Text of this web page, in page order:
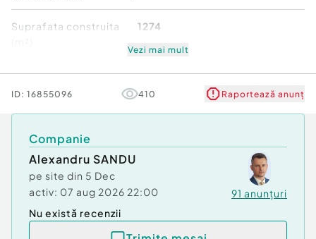
Compartimentare teren:
magazie/dependințe
grădină de legume
viță de vie
562 mp livadă de pruni
Utilități și dotări:
Suprafata construita
1274
Număr niveluri imobil 1
Vezi mai mult
ID: 16855096 410 Raportează anunț
Companie
Alexandru SANDU
pe site din 5 Dec
activ: 07 aug 2026 22:00 91 anunțuri
Nu există recenzii